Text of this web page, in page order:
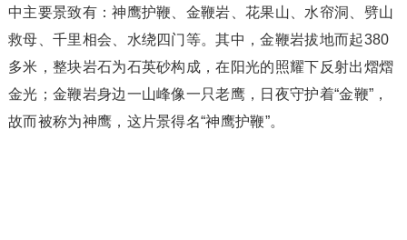
中主要景致有：神鹰护鞭、金鞭岩、花果山、水帘洞、劈山
救母、千里相会、水绕四门等。其中，金鞭岩拔地而起380
多米，整块岩石为石英砂构成，在阳光的照耀下反射出熠熠
金光；金鞭岩身边一山峰像一只老鹰，日夜守护着“金鞭”，
故而被称为神鹰，这片景得名“神鹰护鞭”。